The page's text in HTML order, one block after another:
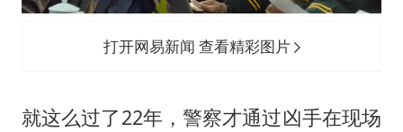
打开网易新闻 查看精彩图片
就这么过了22年，警察才通过凶手在现场